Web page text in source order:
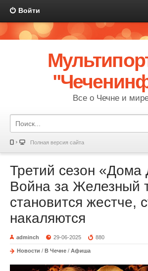
Войти
Все о Чечне и
Полная версия сайта
Третий сезон «Дома
Война за Железный
становится жестче,
накаляются
adminch 29-06-2025 880
Новости / В Чечне / Афиша